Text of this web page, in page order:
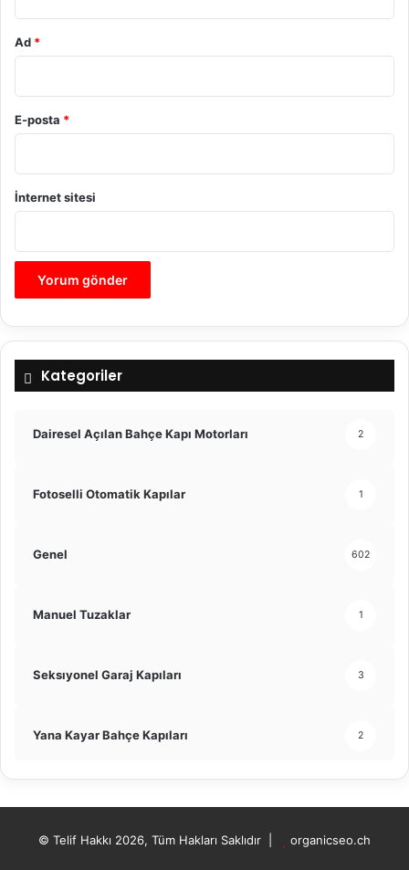
Ad *
E-posta *
İnternet sitesi
Kategoriler
Dairesel Açılan Bahçe Kapı Motorları 2
Fotoselli Otomatik Kapılar 1
Genel 602
Manuel Tuzaklar 1
Seksıyonel Garaj Kapıları 3
Yana Kayar Bahçe Kapıları 2
© Telif Hakkı 2026, Tüm Hakları Saklıdır | organicseo.ch